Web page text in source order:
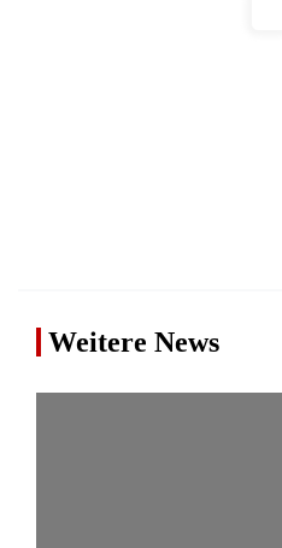
Weitere News